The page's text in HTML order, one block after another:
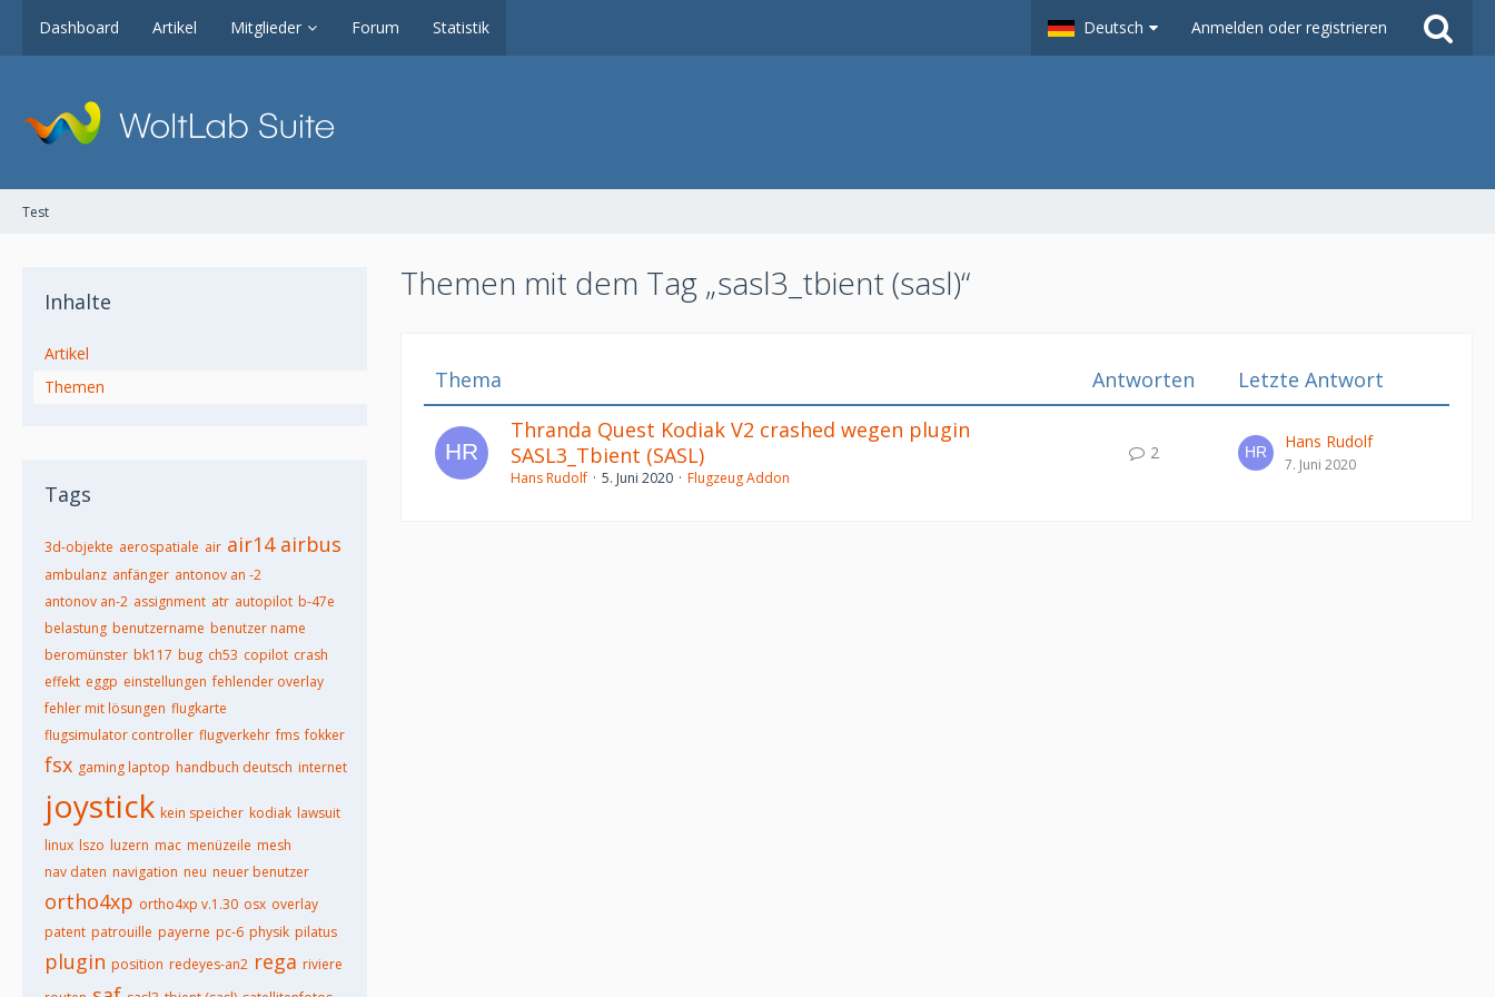
Dashboard Artikel Mitglieder Forum Statistik Deutsch Anmelden oder registrieren
Test
Inhalte
Artikel
Themen
Tags
3d-objekte aerospatiale air air14 airbus
ambulanz anfänger antonov an -2
antonov an-2 assignment atr autopilot b-47e
belastung benutzername benutzer name
beromünster bk117 bug ch53 copilot crash
effekt eggp einstellungen fehlender overlay
fehler mit lösungen flugkarte
flugsimulator controller flugverkehr fms fokker
fsx gaming laptop handbuch deutsch internet
joystick kein speicher kodiak lawsuit
linux lszo luzern mac menüzeile mesh
nav daten navigation neu neuer benutzer
ortho4xp ortho4xp v.1.30 osx overlay
patent patrouille payerne pc-6 physik pilatus
plugin position redeyes-an2 rega riviere
Themen mit dem Tag „sasl3_tbient (sasl)“
Thema Antworten
Letzte Antwort
Thranda Quest Kodiak V2 crashed wegen plugin
SASL3_Tbient (SASL)
Hans Rudolf 5. Juni 2020 Flugzeug Addon
2
Hans Rudolf
7. Juni 2020